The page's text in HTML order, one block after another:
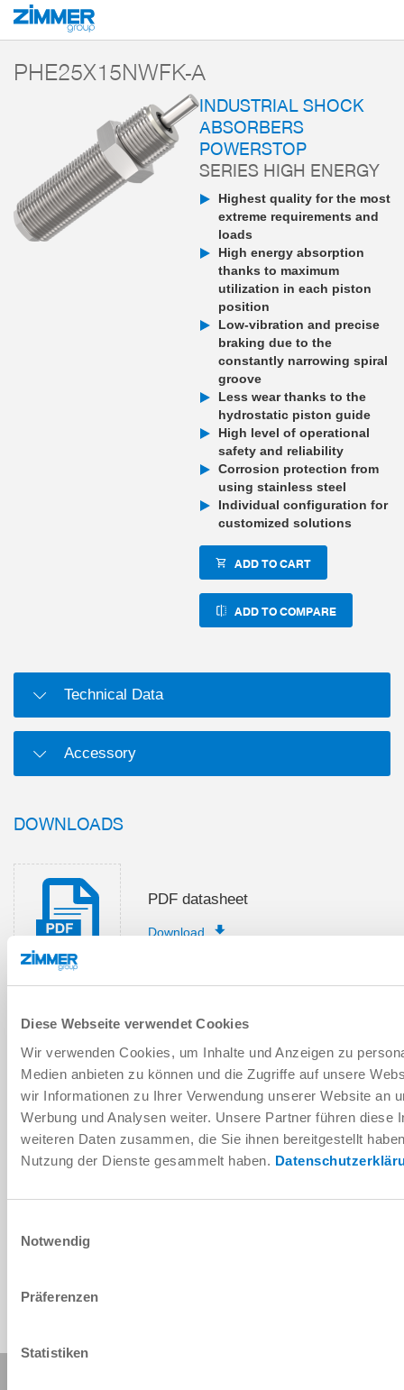
Diese Webseite verwendet Cookies
Wir verwenden Cookies, um Inhalte und Anzeigen zu
Medien anbieten zu können und die Zugriffe auf unsere
wir Informationen zu Ihrer Verwendung unserer Website an
Werbung und Analysen weiter. Unsere Partner führen diese
weiteren Daten zusammen, die Sie ihnen bereitgestellt
Nutzung der Dienste gesammelt haben.
Notwendig
Präferenzen
Statistiken
Start Products
PHE25X15NWFK-A
INDUSTRIAL SHOCK
ABSORBERS
POWERSTOP
SERIES HIGH ENERGY
Highest quality for the most
extreme requirements and
loads
High energy absorption
thanks to maximum
utilization in each piston
position
Low-vibration and precise
braking due to the
constantly narrowing spiral
groove
Less wear thanks to the
hydrostatic piston guide
High level of operational
safety and reliability
Corrosion protection from
using stainless steel
Individual configuration for
customized solutions
ADD TO CART
ADD TO COMPARE
Technical Data
Accessory
DOWNLOADS
PDF datasheet
Download
instructions